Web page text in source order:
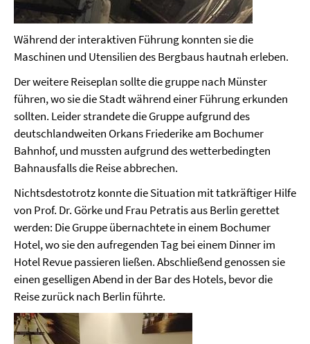
Während der interaktiven Führung konnten sie die
Maschinen und Utensilien des Bergbaus hautnah erleben.
Der weitere Reiseplan sollte die gruppe nach Münster
führen, wo sie die Stadt während einer Führung erkunden
sollten. Leider strandete die Gruppe aufgrund des
deutschlandweiten Orkans Friederike am Bochumer
Bahnhof, und mussten aufgrund des wetterbedingten
Bahnausfalls die Reise abbrechen.
Nichtsdestotrotz konnte die Situation mit tatkräftiger Hilfe
von Prof. Dr. Görke und Frau Petratis aus Berlin gerettet
werden: Die Gruppe übernachtete in einem Bochumer
Hotel, wo sie den aufregenden Tag bei einem Dinner im
Hotel Revue passieren ließen. Abschließend genossen sie
einen geselligen Abend in der Bar des Hotels, bevor die
Reise zurück nach Berlin führte.